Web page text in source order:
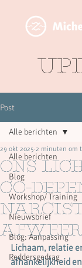
Post
Alle berichten
Blog
Workshop/ Training
Nieuwsbrief
Blog: Aanpassing
Reddersgedrag
Alle berichten
Ons
Co-
afweer
29 okt 2025 2 minuten om
Lichaam, relatie
afhankelijkheid